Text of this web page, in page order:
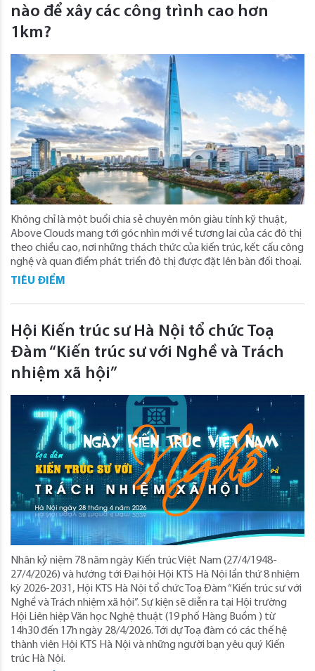
nào để xây các công trình cao hơn
1km?
Không chỉ là một buổi chia sẻ chuyên môn giàu tính kỹ thuật,
Above Clouds mang tới góc nhìn mới về tương lai của các đô thị
theo chiều cao, nơi những thách thức của kiến trúc, kết cấu công
nghệ và quan điểm phát triển đô thị được đặt lên bàn đối thoại.
TIÊU ĐIỂM
Hội Kiến trúc sư Hà Nội tổ chức Toạ
Đàm “Kiến trúc sư với Nghề và Trách
nhiệm xã hội”
Nhân kỷ niệm 78 năm ngày Kiến trúc Việt Nam (27/4/1948-
27/4/2026) và hướng tới Đại hội Hội KTS Hà Nội lần thứ 8 nhiệm
kỳ 2026-2031, Hội KTS Hà Nội tổ chức Toạ Đàm “Kiến trúc sư với
Nghề và Trách nhiệm xã hội”. Sự kiện sẽ diễn ra tại Hội trường
Hội Liên hiệp Văn học Nghệ thuật (19 phố Hàng Buồm ) từ
14h30 đến 17h ngày 28/4/2026. Tới dự Toạ đàm có các thế hệ
thành viên Hội KTS Hà Nội và những người bạn yêu quý Kiến
trúc Hà Nội.